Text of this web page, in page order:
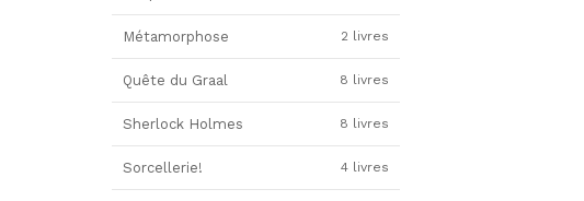
Métamorphose 2 livres
Quête du Graal 8 livres
Sherlock Holmes 8 livres
Sorcellerie! 4 livres